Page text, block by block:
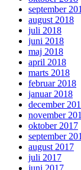
september
august 2018
juli 2018
juni 2018
maj 2018
april 2018
marts 2018
februar 2018
januar 2018
december
november
oktober 2017
september
august 2017
juli 2017